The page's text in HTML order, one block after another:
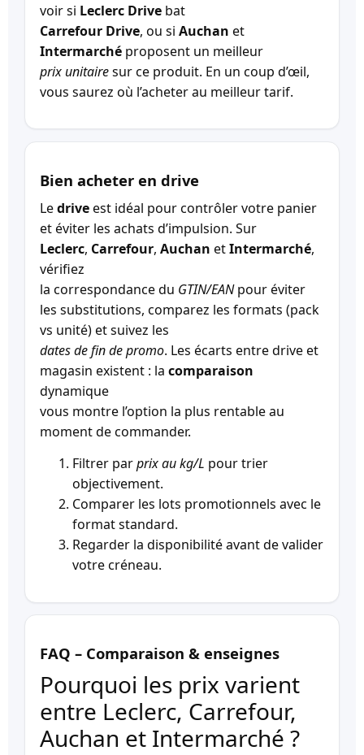
voir si Leclerc Drive bat
Carrefour Drive, ou si Auchan et
Intermarché proposent un meilleur
prix unitairesur ce produit. En un coup d’œil,
vous saurez où l’acheter au meilleur tarif.
Bien acheter en drive
Ledriveest idéal pour contrôler votre panier
et éviter les achats d’impulsion. Sur
Leclerc, Carrefour, Auchan etIntermarché,
vérifiez
la correspondance du GTIN/EANpour éviter
les substitutions, comparez les formats (pack
vs unité) et suivez les
dates de fin de promo. Les écarts entre drive et
magasin existent : la comparaison
dynamique
vous montre l’option la plus rentable au
moment de commander.
Filtrer parprix au kg/L pour trier
objectivement.
Comparer les lots promotionnels avec le
format standard.
Regarder la disponibilité avant de valider
votre créneau.
FAQ – Comparaison & enseignes
Pourquoi les prix varient
entre Leclerc, Carrefour,
Auchan et Intermarché ?